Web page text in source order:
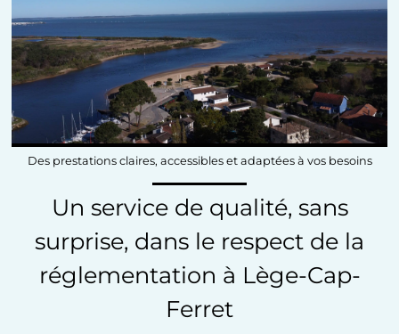
Des prestations claires, accessibles et adaptées à vos besoins
Un service de qualité, sans
surprise, dans le respect de la
réglementation à Lège-Cap-
Ferret